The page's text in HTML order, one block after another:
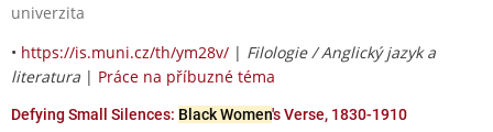
univerzita
• https://is.muni.cz/th/ym28v/ | Filologie / Anglický jazyk a
literatura | Práce na příbuzné téma
Defying Small Silences: Black Women's Verse, 1830-1910